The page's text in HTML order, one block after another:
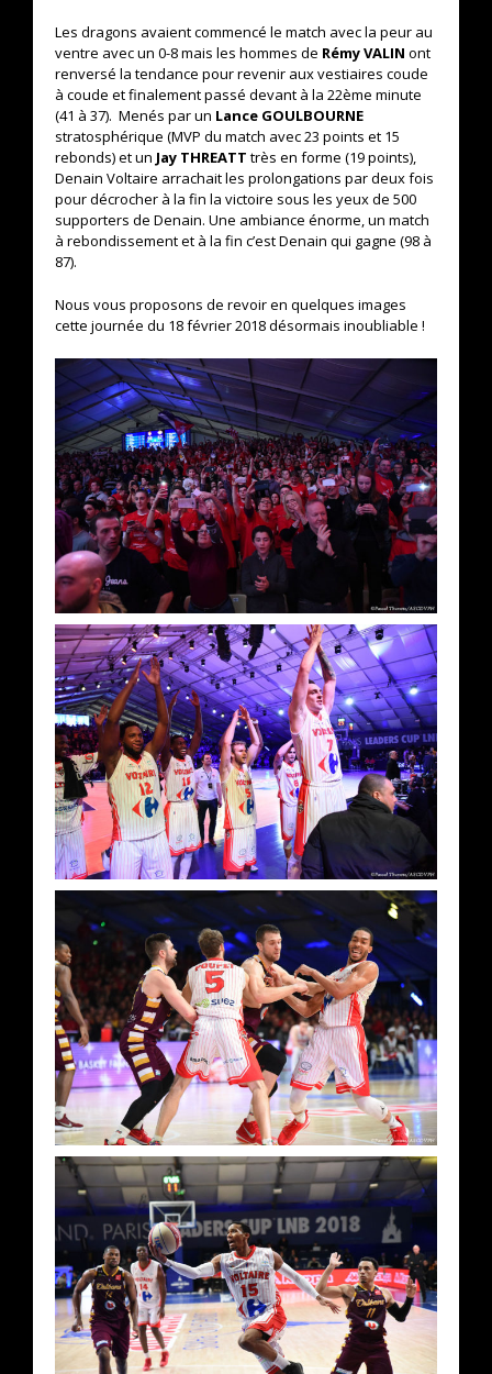
Les dragons avaient commencé le match avec la peur au
ventre avec un 0-8 mais les hommes de Rémy VALIN ont
renversé la tendance pour revenir aux vestiaires coude
à coude et finalement passé devant à la 22ème minute
(41 à 37). Menés par un Lance GOULBOURNE
stratosphérique (MVP du match avec 23 points et 15
rebonds) et un Jay THREATT très en forme (19 points),
Denain Voltaire arrachait les prolongations par deux fois
pour décrocher à la fin la victoire sous les yeux de 500
supporters de Denain. Une ambiance énorme, un match
à rebondissement et à la fin c’est Denain qui gagne (98 à
87).
Nous vous proposons de revoir en quelques images
cette journée du 18 février 2018 désormais inoubliable !